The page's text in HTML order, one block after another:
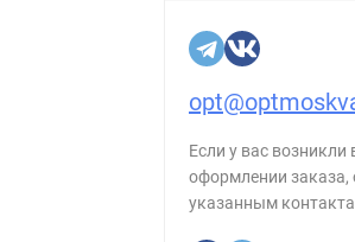
Если у вас возникли
оформлении заказа,
указанным